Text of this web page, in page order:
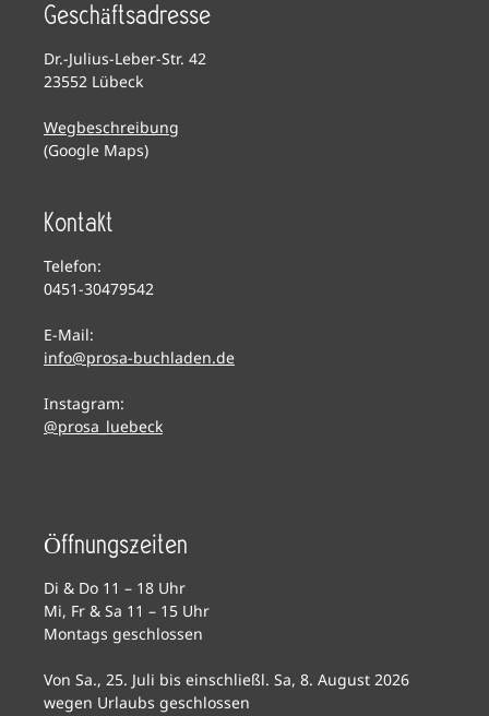
Geschäftsadresse
Dr.-Julius-Leber-Str. 42
23552 Lübeck
Wegbeschreibung
(Google Maps)
Kontakt
Telefon:
0451-30479542
E-Mail:
info@prosa-buchladen.de
Instagram:
@prosa_luebeck
Öffnungszeiten
Di & Do 11 – 18 Uhr
Mi, Fr & Sa 11 – 15 Uhr
Montags geschlossen
Von Sa., 25. Juli bis einschließl. Sa, 8. August 2026
wegen Urlaubs geschlossen